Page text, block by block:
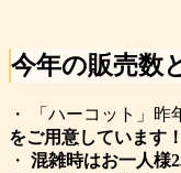
今年の販売数
・ 「ハーコット」
をご用意しています！
・ 混雑時はお一人様